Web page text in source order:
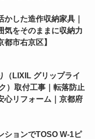
かした造作収納家具｜
気をそのままに収納力
都市右京区】
（LIXIL グリップライ
）取付工事｜転落防止
心リフォーム｜京都府
ションでTOSO W-1ピ